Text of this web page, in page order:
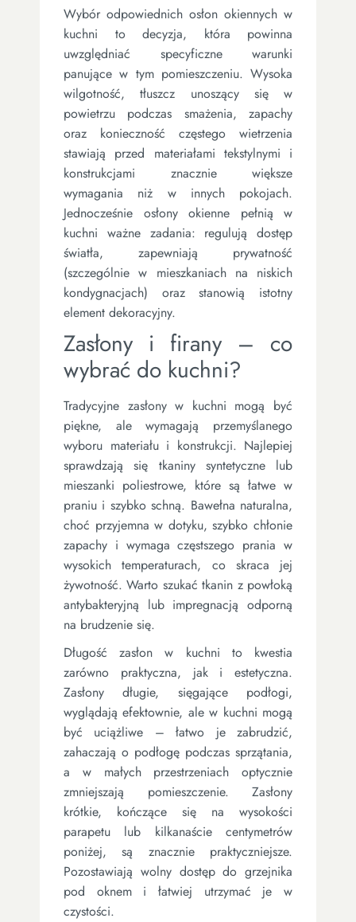
Wybór odpowiednich osłon okiennych w
kuchni to decyzja, która powinna
uwzględniać specyficzne warunki
panujące w tym pomieszczeniu. Wysoka
wilgotność, tłuszcz unoszący się w
powietrzu podczas smażenia, zapachy
oraz konieczność częstego wietrzenia
stawiają przed materiałami tekstylnymi i
konstrukcjami znacznie większe
wymagania niż w innych pokojach.
Jednocześnie osłony okienne pełnią w
kuchni ważne zadania: regulują dostęp
światła, zapewniają prywatność
(szczególnie w mieszkaniach na niskich
kondygnacjach) oraz stanowią istotny
element dekoracyjny.
Zasłony i firany – co
wybrać do kuchni?
Tradycyjne zasłony w kuchni mogą być
piękne, ale wymagają przemyślanego
wyboru materiału i konstrukcji. Najlepiej
sprawdzają się tkaniny syntetyczne lub
mieszanki poliestrowe, które są łatwe w
praniu i szybko schną. Bawełna naturalna,
choć przyjemna w dotyku, szybko chłonie
zapachy i wymaga częstszego prania w
wysokich temperaturach, co skraca jej
żywotność. Warto szukać tkanin z powłoką
antybakteryjną lub impregnacją odporną
na brudzenie się.
Długość zasłon w kuchni to kwestia
zarówno praktyczna, jak i estetyczna.
Zasłony długie, sięgające podłogi,
wyglądają efektownie, ale w kuchni mogą
być uciążliwe – łatwo je zabrudzić,
zahaczają o podłogę podczas sprzątania,
a w małych przestrzeniach optycznie
zmniejszają pomieszczenie. Zasłony
krótkie, kończące się na wysokości
parapetu lub kilkanaście centymetrów
poniżej, są znacznie praktyczniejsze.
Pozostawiają wolny dostęp do grzejnika
pod oknem i łatwiej utrzymać je w
czystości.